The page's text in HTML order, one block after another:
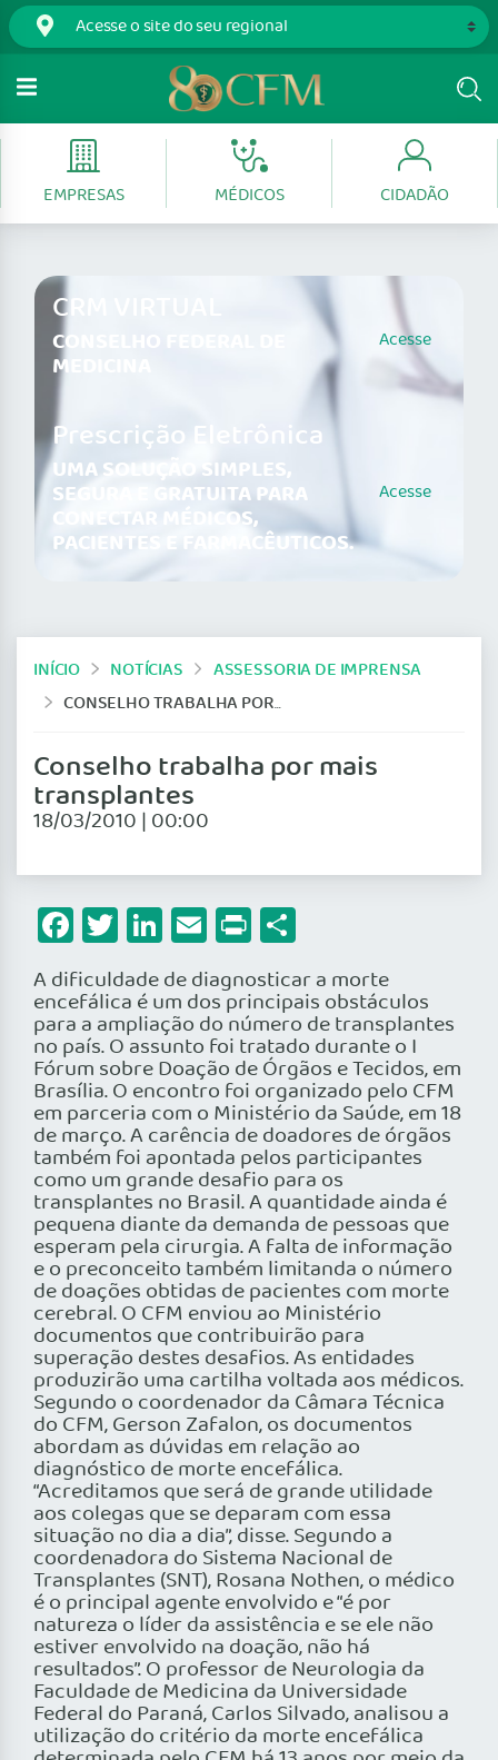
EMPRESAS MÉDICOS CIDADÃO
CRM VIRTUAL
CONSELHO FEDERAL DE
MEDICINA
Acesse
Prescrição Eletrônica
UMA SOLUÇÃO SIMPLES,
SEGURA E GRATUITA PARA
CONECTAR MÉDICOS,
PACIENTES E FARMACÊUTICOS.
Acesse
INÍCIO NOTÍCIAS
ASSESSORIA DE IMPRENSA
CONSELHO TRABALHA POR MAIS TRANSPLANTES
Conselho trabalha por mais
transplantes
18/03/2010 | 00:00
Facebook
Twitter
LinkedIn
Email
Print
A dificuldade de diagnosticar a morte
encefálica é um dos principais obstáculos
para a ampliação do número de transplantes
no país. O assunto foi tratado durante o I
Fórum sobre Doação de Órgãos e Tecidos, em
Brasília. O encontro foi organizado pelo CFM
em parceria com o Ministério da Saúde, em 18
de março. A carência de doadores de órgãos
também foi apontada pelos participantes
como um grande desafio para os
transplantes no Brasil. A quantidade ainda é
pequena diante da demanda de pessoas que
esperam pela cirurgia. A falta de informação
e o preconceito também limitanda o número
de doações obtidas de pacientes com morte
cerebral. O CFM enviou ao Ministério
documentos que contribuirão para
superação destes desafios. As entidades
produzirão uma cartilha voltada aos médicos.
Segundo o coordenador da Câmara Técnica
do CFM, Gerson Zafalon, os documentos
abordam as dúvidas em relação ao
diagnóstico de morte encefálica.
“Acreditamos que será de grande utilidade
aos colegas que se deparam com essa
situação no dia a dia”, disse. Segundo a
coordenadora do Sistema Nacional de
Transplantes (SNT), Rosana Nothen, o médico
é o principal agente envolvido e “é por
natureza o líder da assistência e se ele não
estiver envolvido na doação, não há
resultados”. O professor de Neurologia da
Faculdade de Medicina da Universidade
Federal do Paraná, Carlos Silvado, analisou a
utilização do critério da morte encefálica